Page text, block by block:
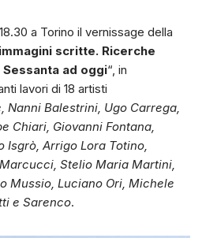
a Torino il vernissage della
scritte. Ricerche
ad oggi“, in
lavori di 18 artisti
Nanni Balestrini, Ugo Carrega,
Chiari, Giovanni Fontana,
Isgrò, Arrigo Lora Totino,
Stelio Maria Martini,
Mussio, Luciano Ori, Michele
e Sarenco.